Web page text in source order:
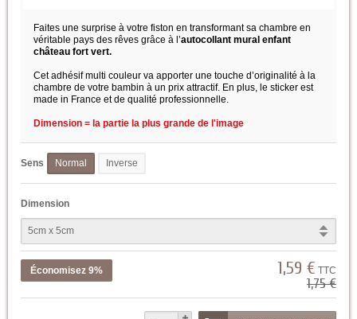
Faites une surprise à votre fiston en transformant sa chambre en
véritable pays des rêves grâce à l’autocollant mural enfant
château fort vert.
Cet adhésif multi couleur va apporter une touche d’originalité à la
chambre de votre bambin à un prix attractif. En plus, le sticker est
made in France et de qualité professionnelle.
Dimension = la partie la plus grande de l'image
Sens Normal Inverse
Dimension
Économisez 9% 1,59 € TTC
1,75 €